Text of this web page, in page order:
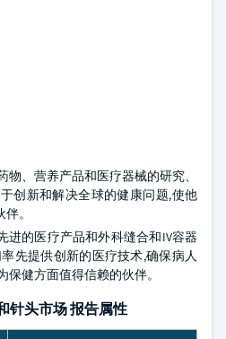
、营养产品和医疗器械的研究、
创新和解决全球的健康问题,使他
。
进的医疗产品和外科缝合和IV容器
先提供创新的医疗技术,确保病人
保健方面值得信赖的伙伴。
针头市场 报告属性